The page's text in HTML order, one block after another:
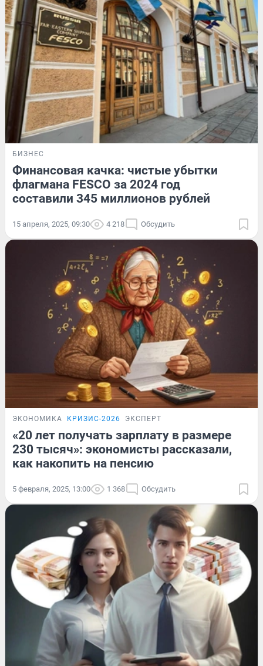
БИЗНЕС
Финансовая качка: чистые убытки
флагмана FESCO за 2024 год
составили 345 миллионов рублей
15 апреля, 2025, 09:30 4 218 Обсудить
ЭКОНОМИКА КРИЗИС-2026 ЭКСПЕРТ
«20 лет получать зарплату в размере
230 тысяч»: экономисты рассказали,
как накопить на пенсию
5 февраля, 2025, 13:00 1 368 Обсудить